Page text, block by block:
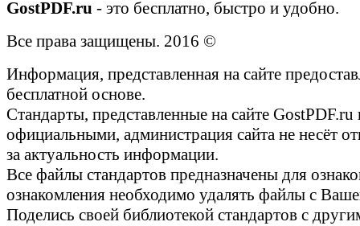
GostPDF.ru - это бесплатно, быстро и удобно.
Все права защищены. 2016 ©
Информация, представленная на сайте
бесплатной основе.
Стандарты, представленные на сайте GostPDF.ru
официальными, администрация сайта не несёт
за актуальность информации.
Все файлы стандартов предназначены для
ознакомления необходимо удалять файлы с
Поделись своей библиотекой стандартов с